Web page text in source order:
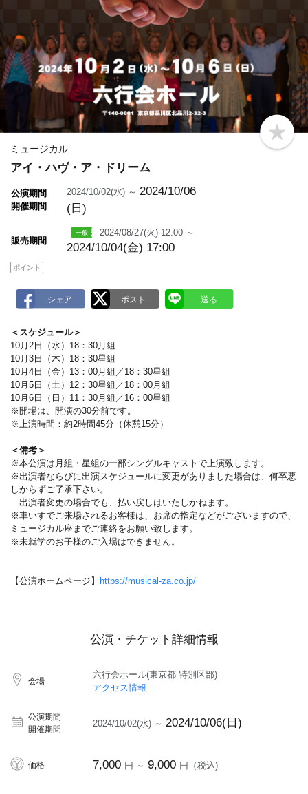
b
o
ミュージカル
アイ・ハヴ・ア・ドリーム
公演期間
開催期間
2024/10/02(水) ～ 2024/10/06
(日)
販売期間
2024/08/27(火) 12:00 ～
2024/10/04(金) 17:00
ポイント
＜スケジュール＞
10月2日（水）18：30月組
10月3日（木）18：30星組
10月4日（金）13：00月組／18：30星組
10月5日（土）12：30星組／18：00月組
10月6日（日）11：30月組／16：00星組
※開場は、開演の30分前です。
※上演時間：約2時間45分（休憩15分）
＜備考＞
※本公演は月組・星組の一部シングルキャストで上演致します。
※出演者ならびに出演スケジュールに変更がありました場合は、何卒悪
しからずご了承下さい。
出演者変更の場合でも、払い戻しはいたしかねます。
※車いすでご来場されるお客様は、お席の指定などがございますので、
ミュージカル座までご連絡をお願い致します。
※未就学のお子様のご入場はできません。
【公演ホームページ】 https://musical-za.co.jp/
公演・チケット詳細情報
会場
六行会ホール(東京都 特別区部)
アクセス情報
公演期間
開催期間
2024/10/02(水) ～ 2024/10/06(日)
価格 7,000 円 ～ 9,000 円（税込)